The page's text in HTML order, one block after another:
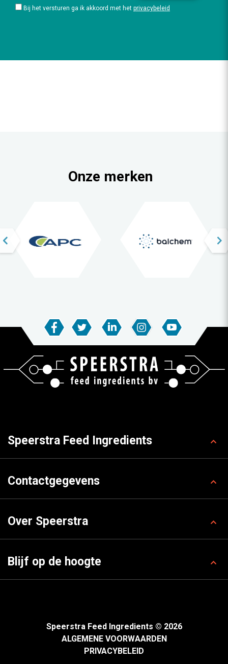
Bij het versturen ga ik akkoord met het privacybeleid
Onze merken
Speerstra Feed Ingredients
Contactgegevens
Over Speerstra
Blijf op de hoogte
Speerstra Feed Ingredients © 2026
ALGEMENE VOORWAARDEN
PRIVACYBELEID